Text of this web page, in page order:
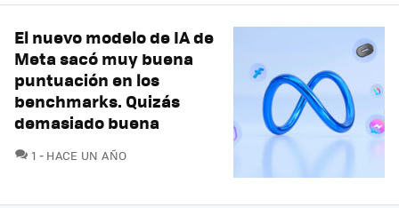
El nuevo modelo de IA de
Meta sacó muy buena
puntuación en los
benchmarks. Quizás
demasiado buena
1 COMENTARIOS
HACE UN AÑO